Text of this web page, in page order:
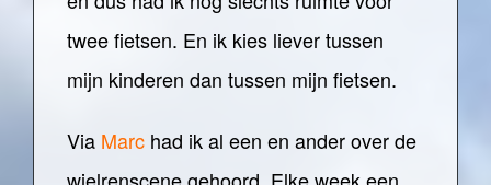
twee fietsen. En ik kies liever tussen
mijn kinderen dan tussen mijn fietsen.
Via Marc had ik al een en ander over de